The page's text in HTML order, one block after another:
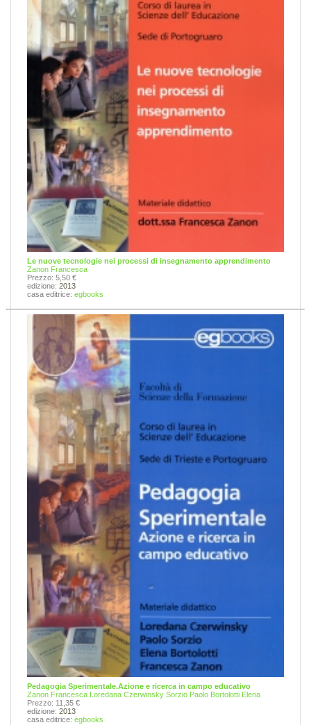
Le nuove tecnologie nei processi di insegnamento apprendimento
Zanon Francesca
Prezzo: 5,50 €
edizione: 2013
casa editrice: egbooks
Pedagogia Sperimentale.Azione e ricerca in campo educativo
Zanon Francesca Loredana Czerwinsky Sorzio Paolo Bortolotti Elena
Prezzo: 11,35 €
edizione: 2013
casa editrice: egbooks